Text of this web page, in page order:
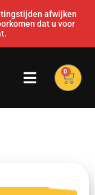
afwijken
dat u voor
0